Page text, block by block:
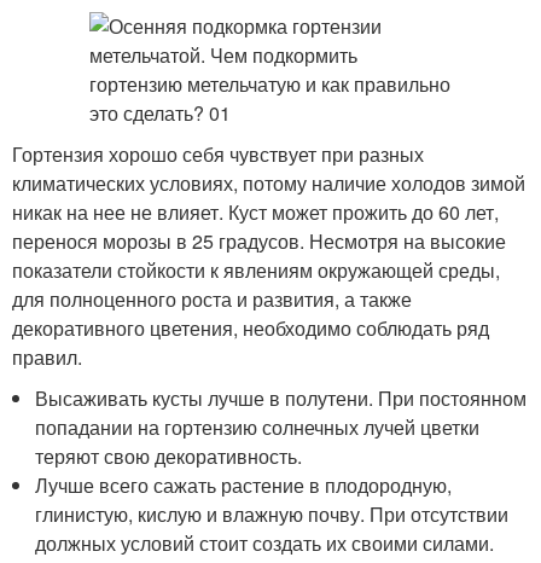
Гортензия хорошо себя чувствует при разных
климатических условиях, потому наличие холодов зимой
никак на нее не влияет. Куст может прожить до 60 лет,
перенося морозы в 25 градусов. Несмотря на высокие
показатели стойкости к явлениям окружающей среды,
для полноценного роста и развития, а также
декоративного цветения, необходимо соблюдать ряд
правил.
Высаживать кусты лучше в полутени. При постоянном
попадании на гортензию солнечных лучей цветки
теряют свою декоративность.
Лучше всего сажать растение в плодородную,
глинистую, кислую и влажную почву. При отсутствии
должных условий стоит создать их своими силами.